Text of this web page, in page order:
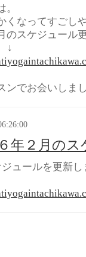
。
くなってすごし
のスケジュール
ンでお会いしま
年２月の
ュールを更新し